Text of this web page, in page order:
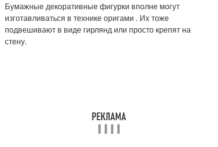
Бумажные декоративные фигурки вполне могут
изготавливаться в технике оригами . Их тоже
подвешивают в виде гирлянд или просто крепят на
стену.